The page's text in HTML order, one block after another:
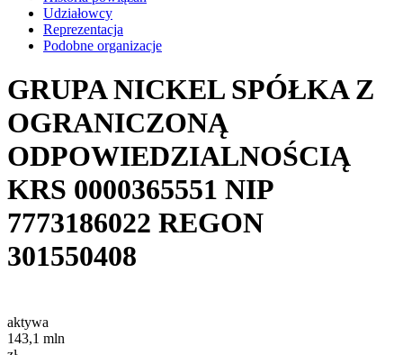
Udziałowcy
Reprezentacja
Podobne organizacje
GRUPA NICKEL SPÓŁKA Z
OGRANICZONĄ
ODPOWIEDZIALNOŚCIĄ
KRS 0000365551 NIP
7773186022 REGON
301550408
aktywa
143,1 mln